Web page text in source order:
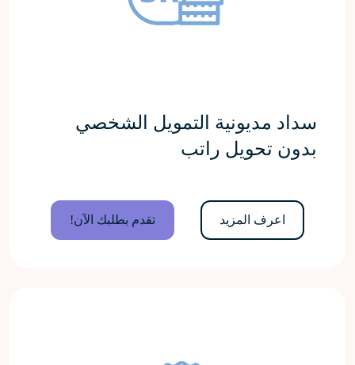
سداد مديونية التمويل الشخصي
بدون تحويل راتب
اعرف المزيد تقدم بطلبك الآن!